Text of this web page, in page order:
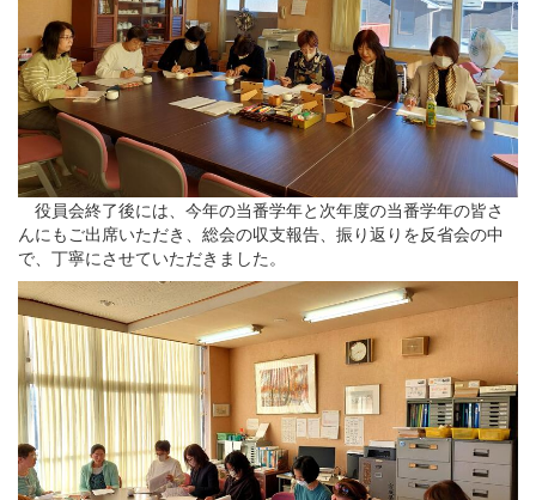
役員会終了後には、今年の当番学年と次年度の当番学年の皆さ
んにもご出席いただき、総会の収支報告、振り返りを反省会の中
で、丁寧にさせていただきました。